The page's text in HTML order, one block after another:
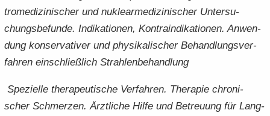
tro­me­di­zi­ni­scher und nu­kle­ar­me­di­zi­ni­scher Un­ter­su­
chungs­be­fun­de. In­di­ka­tio­nen, Kon­tra­in­di­ka­tio­nen. An­wen­
dung kon­ser­va­ti­ver und phy­si­ka­li­scher Be­hand­lungs­ver­
fah­ren ein­schließ­lich Strah­len­be­hand­lung
Spe­zi­el­le the­ra­peu­ti­sche Ver­fah­ren. The­ra­pie chro­ni­
scher Schmer­zen. Ärzt­li­che Hilfe und Be­treu­ung für Lang­